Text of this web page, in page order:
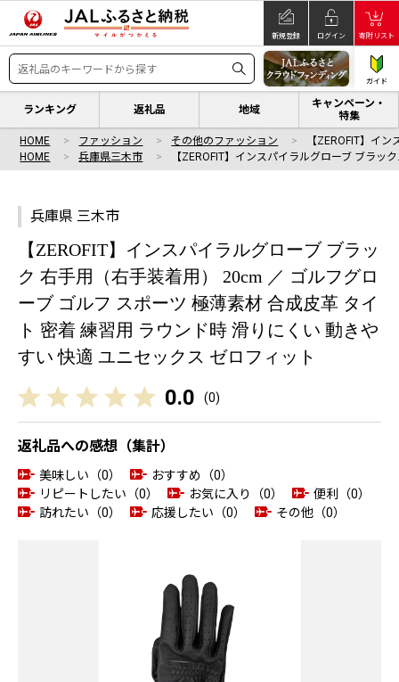
新規登録 ログイン 寄附リスト
ガイド
ランキング 返礼品 地域
キャンペーン・
特集
HOME ファッション その他のファッション
【ZEROFIT】イ
HOME
兵庫県三木市 【ZEROFIT】インスパイラルグローブ ブラッ
兵庫県 三木市
【ZEROFIT】インスパイラルグローブ ブラッ
ク 右手用（右手装着用） 20cm ／ ゴルフグロ
ーブ ゴルフ スポーツ 極薄素材 合成皮革 タイ
ト 密着 練習用 ラウンド時 滑りにくい 動きや
すい 快適 ユニセックス ゼロフィット
0.0 (0)
返礼品への感想（集計）
美味しい（0）
おすすめ（0）
リピートしたい（0）
お気に入り（0）
便利（0）
訪れたい（0）
応援したい（0） その他（0）